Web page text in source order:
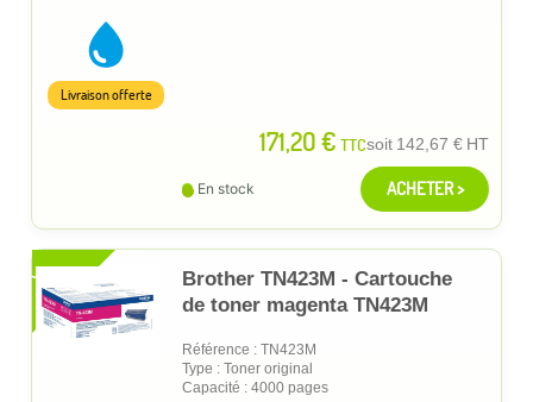
171,20 € TTCsoit 142,67 € HT
Livraison offerte
En stock ACHETER >
XL
Brother TN423M - Cartouche
de toner magenta TN423M
Référence : TN423M
Type : Toner original
Capacité : 4000 pages